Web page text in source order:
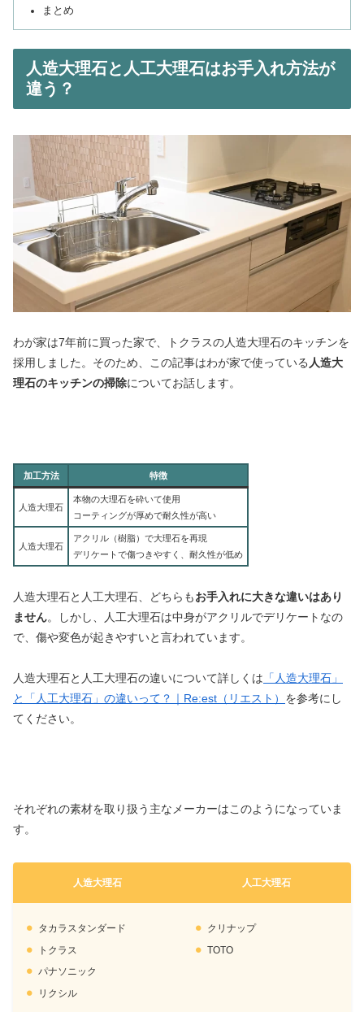
まとめ
人造大理石と人工大理石はお手入れ方法が
違う？
わが家は7年前に買った家で、トクラスの人造大理石のキッチンを
採用しました。そのため、この記事はわが家で使っている 人造大
理石のキッチンの掃除についてお話します。
加工方法 特徴
人造大理石
本物の大理石を砕いて使用
コーティングが厚めで耐久性が高い
人造大理石
アクリル（樹脂）で大理石を再現
デリケートで傷つきやすく、耐久性が低め
人造大理石と人工大理石、どちらもお手入れに大きな違いはあり
ません。しかし、人工大理石は中身がアクリルでデリケートなの
で、傷や変色が起きやすいと言われています。
人造大理石と人工大理石の違いについて詳しくは 「人造大理石」
と「人工大理石」の違いって？｜Re:est（リエスト） を参考にし
てください。
それぞれの素材を取り扱う主なメーカーはこのようになっていま
す。
人造大理石 人工大理石
タカラスタンダード
トクラス
パナソニック
リクシル
クリナップ
TOTO